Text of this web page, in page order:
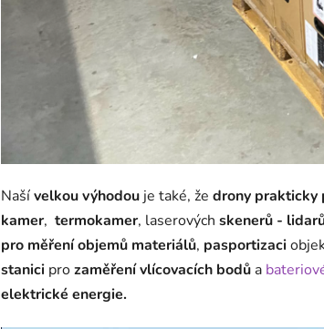
Našívelkou výhodou je také, že drony prakticky
kamer, termokamer, laserových skenerů -
pro měření objemů materiálů, pasportizaci
stanici prozaměření vlícovacích bodů a
elektrické energie.